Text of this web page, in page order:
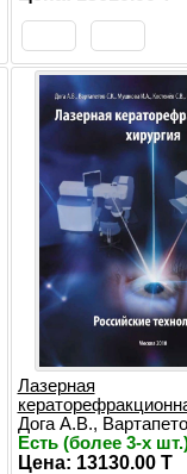
Лазерная
Дога А.В.,
Есть (более 3-х
Цена: 13130.00 T